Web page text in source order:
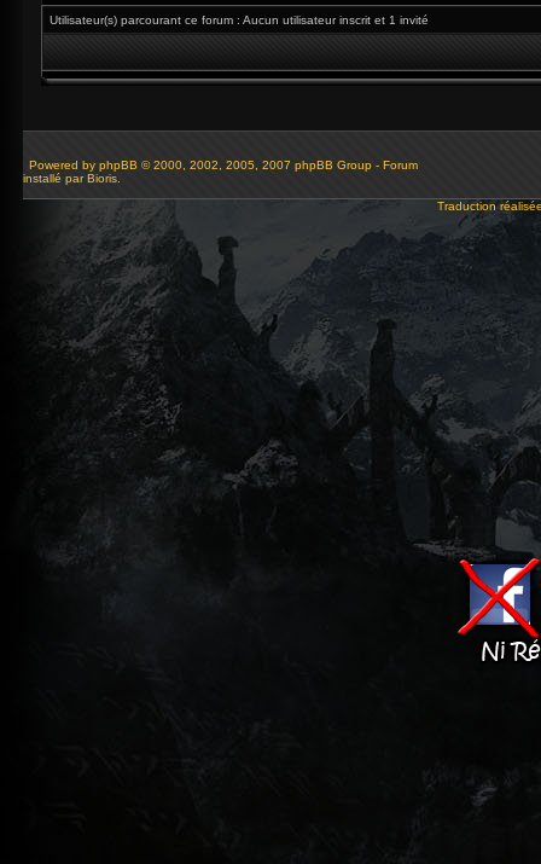
Utilisateur(s) parcourant ce forum : Aucun utilisateur inscrit et 1 invité
Powered by phpBB © 2000, 2002, 2005, 2007 phpBB Group - Forum
installé par Bioris.
Traduction